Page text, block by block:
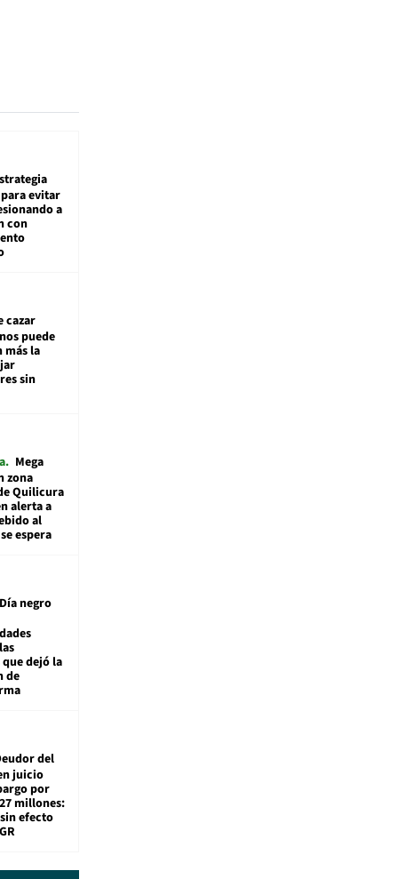
evitar
a
con
cazar
puede
más la
sin
Mega
zona
Quilicura
alerta a
al
espera
negro
dejó la
de
del
juicio
por
millones:
efecto